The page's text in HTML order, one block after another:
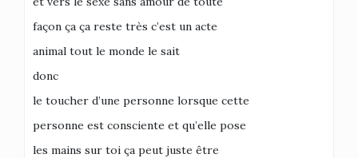
façon ça ça reste très c’est un acte
animal tout le monde le sait
donc
le toucher d’une personne lorsque cette
personne est consciente et qu’elle pose
les mains sur toi ça peut juste être